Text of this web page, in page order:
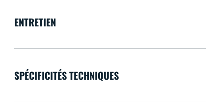
ENTRETIEN
SPÉCIFICITÉS TECHNIQUES